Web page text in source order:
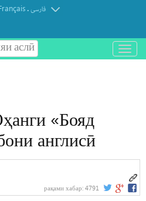
.فارسی
аслӣ
باز
و
«Бояд
англисӣ
рақами хабар: 4791